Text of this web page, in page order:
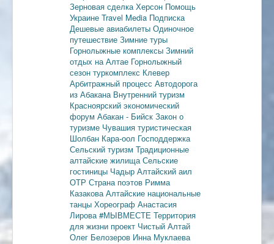
Зерновая сделкаХерсон Помощь
Украине Travel Media Подписка
Дешевые авиабилеты Одиночное
путешествие Зимние туры
Горнолыжные комплексы Зимний
отдых на Алтае Горнолыжный
сезон туркомплекс Клевер
Арбитражный процесс Автодорога
из Абакана Внутренний туризм
Красноярский экономический
форум Абакан - Бийск Закон о
туризме Чувашия туристическая
Шолбан Кара-оол Господдержка
Сельский туризм Традиционные
алтайские жилищаСельские
гостиницы Чадыр Алтайский аил
ОТР Страна поэтов Римма
КазаковаАлтайские национальные
танцы Хореограф Анастасия
Лирова#МЫВМЕСТЕ Территория
для жизни проект Чистый Алтай
Олег Белозеров Инна Муклаева